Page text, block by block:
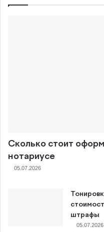
Сколько стоит
нотариусе
05.07.2026
штрафы
05.07.2026